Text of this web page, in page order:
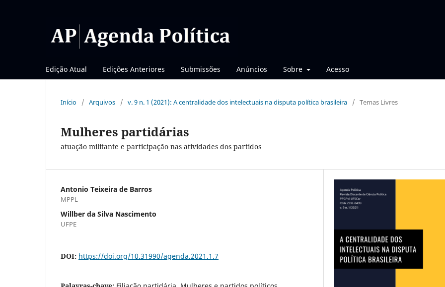
Edição Atual Edições Anteriores Submissões Anúncios Sobre Acesso
Início / Arquivos / v. 9 n. 1 (2021): A centralidade dos intelectuais na disputa política brasileira / Temas Livres
Mulheres partidárias
atuação militante e participação nas atividades dos partidos
Antonio Teixeira de Barros
MPPL
Willber da Silva Nascimento
UFPE
DOI: https://doi.org/10.31990/agenda.2021.1.7